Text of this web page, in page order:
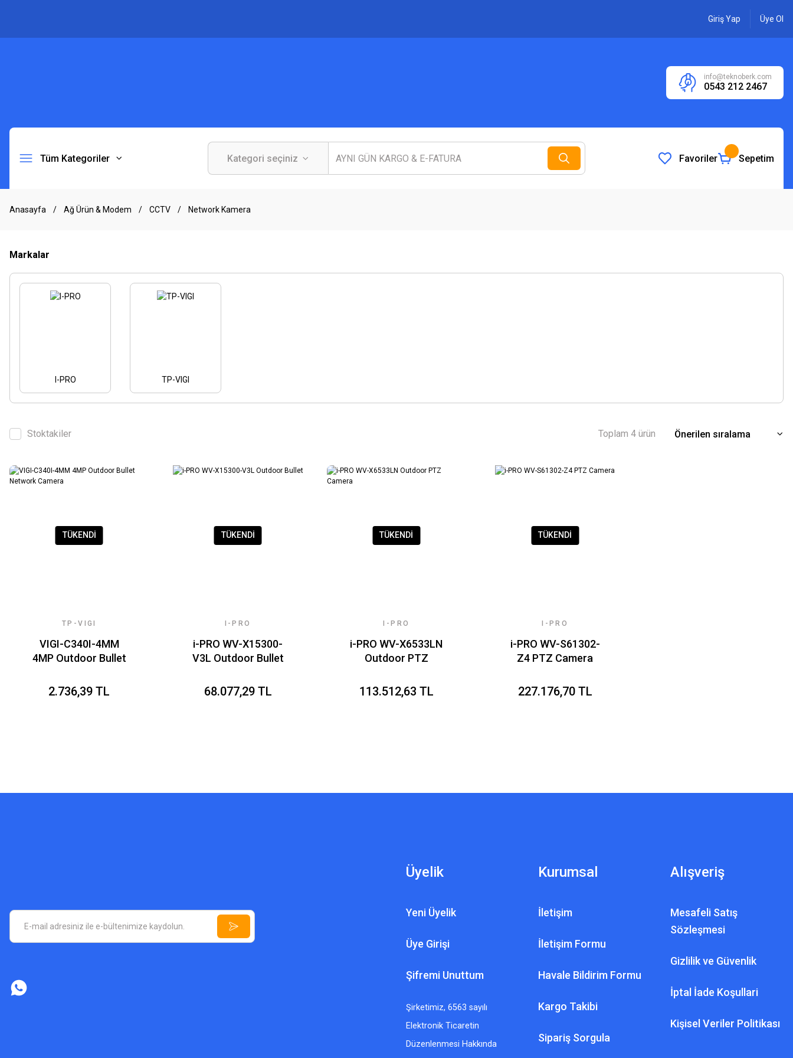
Giriş Yap Üye Ol
info@teknoberk.com
0543 212 2467
Tüm Kategoriler Favoriler Sepetim
Anasayfa Ağ Ürün & Modem CCTV Network Kamera
Markalar
I-PRO TP-VIGI
Stoktakiler Toplam 4 ürün
TÜKENDİ
TP-VIGI
VIGI-C340I-4MM
4MP Outdoor Bullet
2.736,39 TL
TÜKENDİ
I-PRO
i-PRO WV-X15300-
V3L Outdoor Bullet
68.077,29 TL
TÜKENDİ
I-PRO
i-PRO WV-X6533LN
Outdoor PTZ
113.512,63 TL
TÜKENDİ
I-PRO
i-PRO WV-S61302-
Z4 PTZ Camera
227.176,70 TL
Üyelik
Yeni Üyelik
Üye Girişi
Şifremi Unuttum
Şirketimiz, 6563 sayılı
Elektronik Ticaretin
Düzenlenmesi Hakkında
Kurumsal
İletişim
İletişim Formu
Havale Bildirim Formu
Kargo Takibi
Sipariş Sorgula
Alışveriş
Mesafeli Satış
Sözleşmesi
Gizlilik ve Güvenlik
İptal İade Koşullari
Kişisel Veriler Politikası